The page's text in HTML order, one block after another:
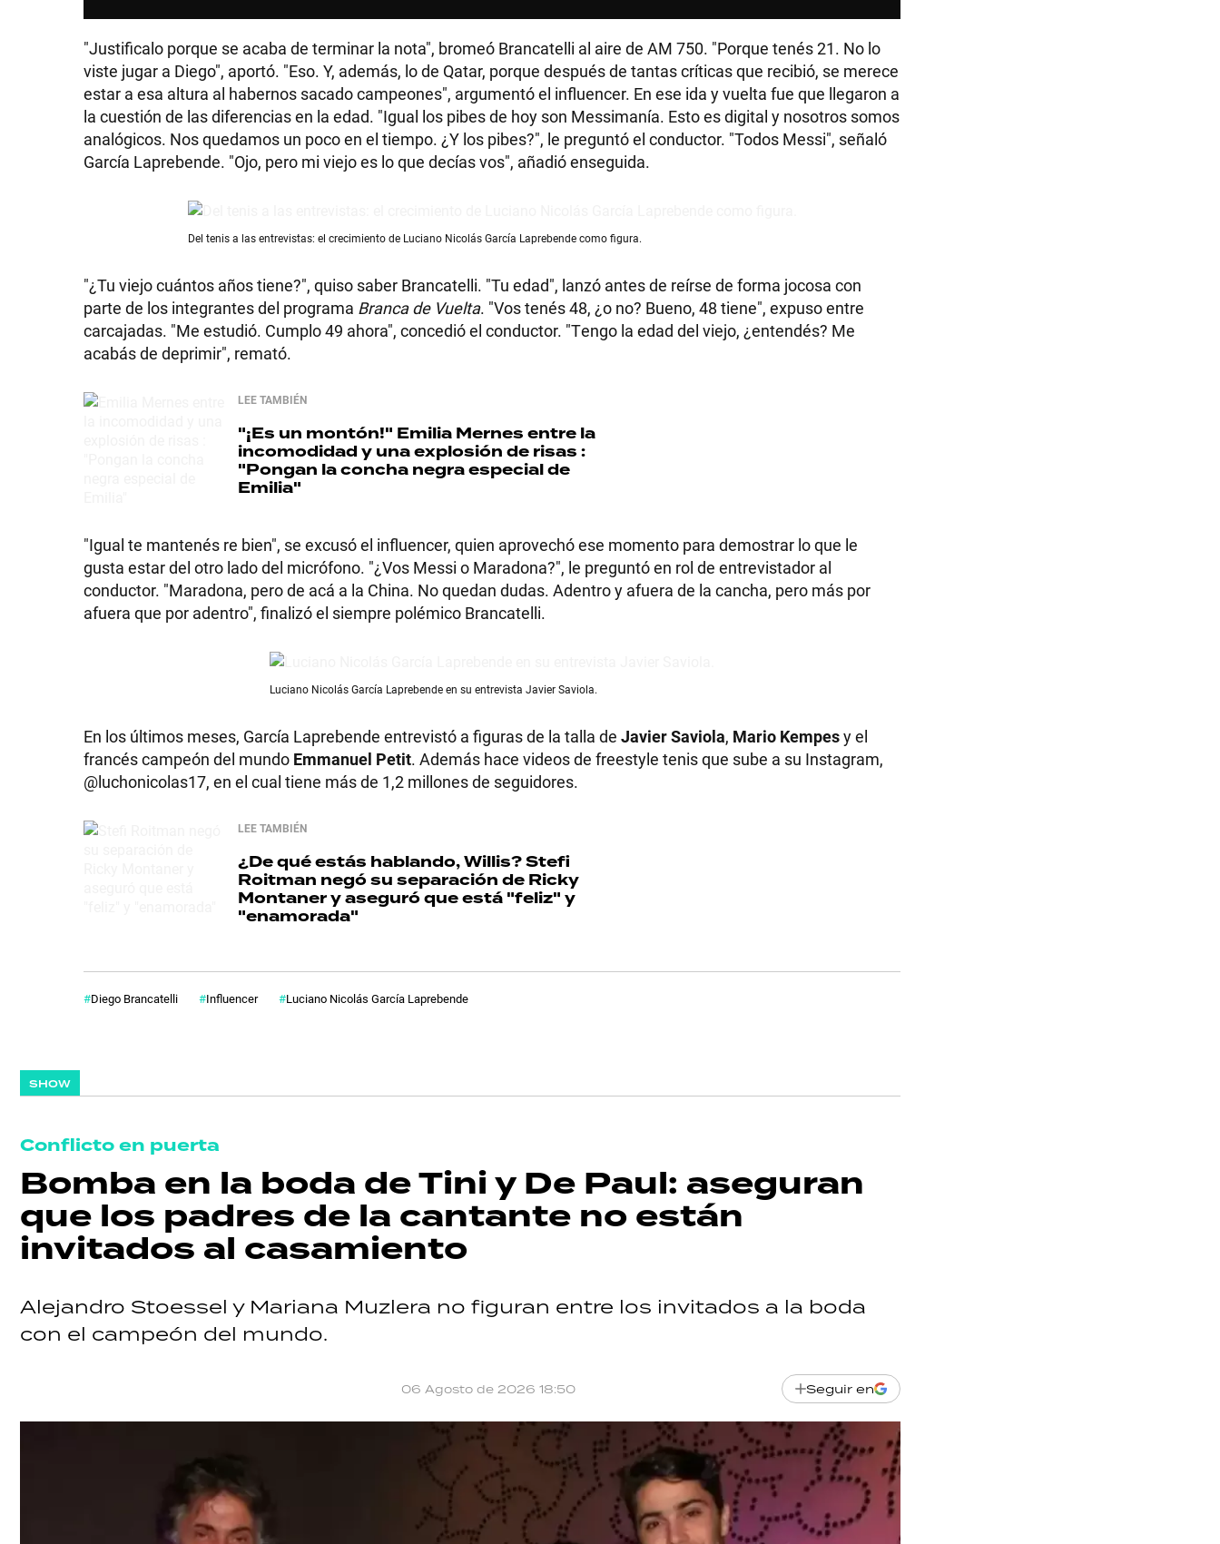
"Justificalo porque se acaba de terminar la nota", bromeó Brancatelli al aire de AM 750. "Porque tenés 21. No lo
viste jugar a Diego", aportó. "Eso. Y, además, lo de Qatar, porque después de tantas críticas que recibió, se merece
estar a esa altura al habernos sacado campeones", argumentó el influencer. En ese ida y vuelta fue que llegaron a
la cuestión de las diferencias en la edad. "Igual los pibes de hoy son Messimanía. Esto es digital y nosotros somos
analógicos. Nos quedamos un poco en el tiempo. ¿Y los pibes?", le preguntó el conductor. "Todos Messi", señaló
García Laprebende. "Ojo, pero mi viejo es lo que decías vos", añadió enseguida.
Del tenis a las entrevistas: el crecimiento de Luciano Nicolás García Laprebende como figura.
"¿Tu viejo cuántos años tiene?", quiso saber Brancatelli. "Tu edad", lanzó antes de reírse de forma jocosa con
parte de los integrantes del programa Branca de Vuelta. "Vos tenés 48, ¿o no? Bueno, 48 tiene", expuso entre
carcajadas. "Me estudió. Cumplo 49 ahora", concedió el conductor. "Tengo la edad del viejo, ¿entendés? Me
acabás de deprimir", remató.
LEE TAMBIÉN
"¡Es un montón!" Emilia Mernes entre la
incomodidad y una explosión de risas :
"Pongan la concha negra especial de
Emilia"
"Igual te mantenés re bien", se excusó el influencer, quien aprovechó ese momento para demostrar lo que le
gusta estar del otro lado del micrófono. "¿Vos Messi o Maradona?", le preguntó en rol de entrevistador al
conductor. "Maradona, pero de acá a la China. No quedan dudas. Adentro y afuera de la cancha, pero más por
afuera que por adentro", finalizó el siempre polémico Brancatelli.
Luciano Nicolás García Laprebende en su entrevista Javier Saviola.
En los últimos meses, García Laprebende entrevistó a figuras de la talla de Javier Saviola, Mario Kempesy el
francés campeón del mundo Emmanuel Petit. Además hace videos de freestyle tenis que sube a su Instagram,
@luchonicolas17, en el cual tiene más de 1,2 millones de seguidores.
LEE TAMBIÉN
¿De qué estás hablando, Willis?Stefi
Roitman negó su separación de Ricky
Montaner y aseguró que está "feliz" y
"enamorada"
Diego Brancatelli Influencer Luciano Nicolás García Laprebende
SHOW
Conflicto en puerta
Bomba en la boda de Tini y De Paul: aseguran
que los padres de la cantante no están
invitados al casamiento
Alejandro Stoessel y Mariana Muzlera no figuran entre los invitados a la boda
con el campeón del mundo.
06 Agosto de 2026 18:50 Seguir en
SHOW
POLÍTICA
ACTUALIDAD
POLICIALES
ECONOMÍA
GRAN
HERMANO
DEPORTES
TECNOLOGÍA
RECETAS
PALABRAS
HORÓSCOPO